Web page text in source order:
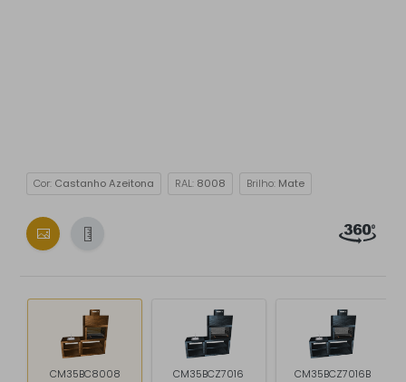
Cor: Castanho Azeitona RAL: 8008 Brilho: Mate
CM35BC8008 CM35BCZ7016 CM35BCZ7016B